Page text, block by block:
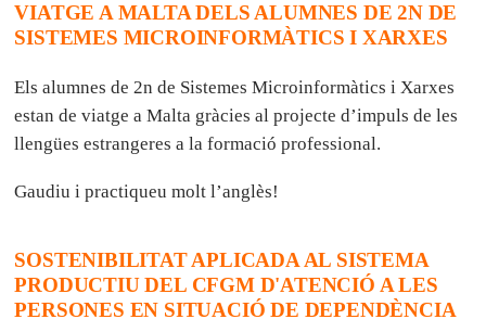
VIATGE A MALTA DELS ALUMNES DE 2N DE
SISTEMES MICROINFORMÀTICS I XARXES
Els alumnes de 2n de Sistemes Microinformàtics i Xarxes
estan de viatge a Malta gràcies al projecte d’impuls de les
llengües estrangeres a la formació professional.
Gaudiu i practiqueu molt l’anglès!
SOSTENIBILITAT APLICADA AL SISTEMA
PRODUCTIU DEL CFGM D'ATENCIÓ A LES
PERSONES EN SITUACIÓ DE DEPENDÈNCIA